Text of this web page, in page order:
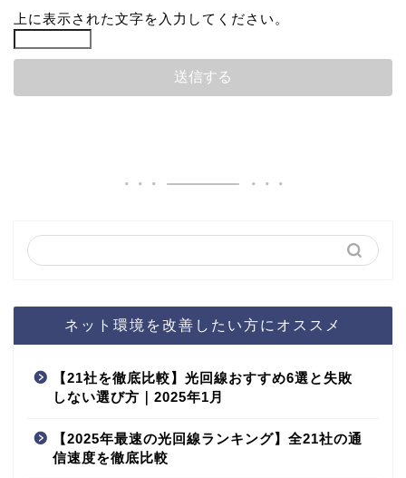
上に表示された文字を入力してください。
ネット環境を改善したい方にオススメ
【21社を徹底比較】光回線おすすめ6選と失敗
しない選び方｜2025年1月
【2025年最速の光回線ランキング】全21社の通
信速度を徹底比較